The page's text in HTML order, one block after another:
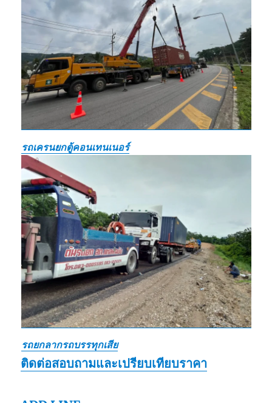
รถเครนยกตู้คอนเทนเนอร์
รถยกลากรถบรรทุกเสีย
ติดต่อสอบถามและเปรียบเทียบราคา